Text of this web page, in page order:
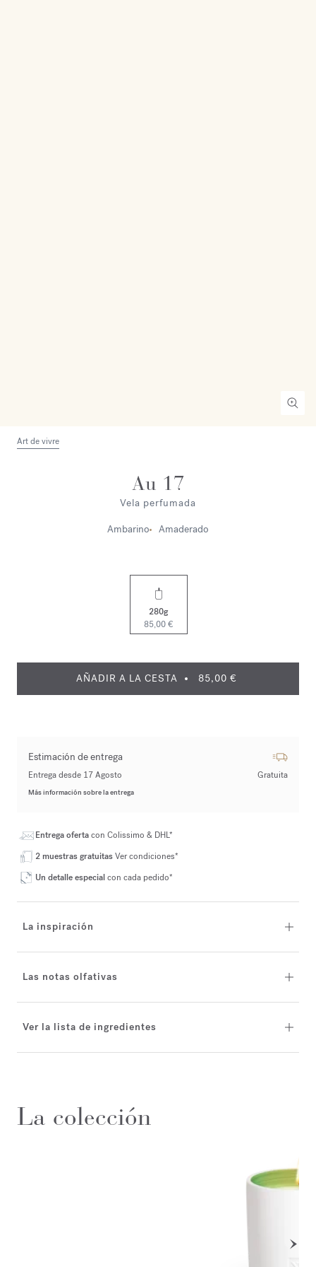
Art de vivre
Au 17
Vela perfumada
Ambarino
Amaderado
280g
85,00 €
AÑADIR A LA CESTA 85,00 €
Estimación de entrega
Entrega desde 17 Agosto Gratuita
Más información sobre la entrega
Entrega ofertacon Colissimo & DHL*
2 muestras gratuitasVer condiciones*
Un detalle especialcon cada pedido*
La inspiración
Las notas olfativas
Ver la lista de ingredientes
La colección